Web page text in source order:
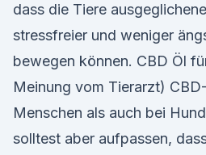
dass die Tiere
stressfreier und weniger
bewegen können. CBD Öl
Meinung vom Tierarzt)
Menschen als auch bei
solltest aber aufpassen,